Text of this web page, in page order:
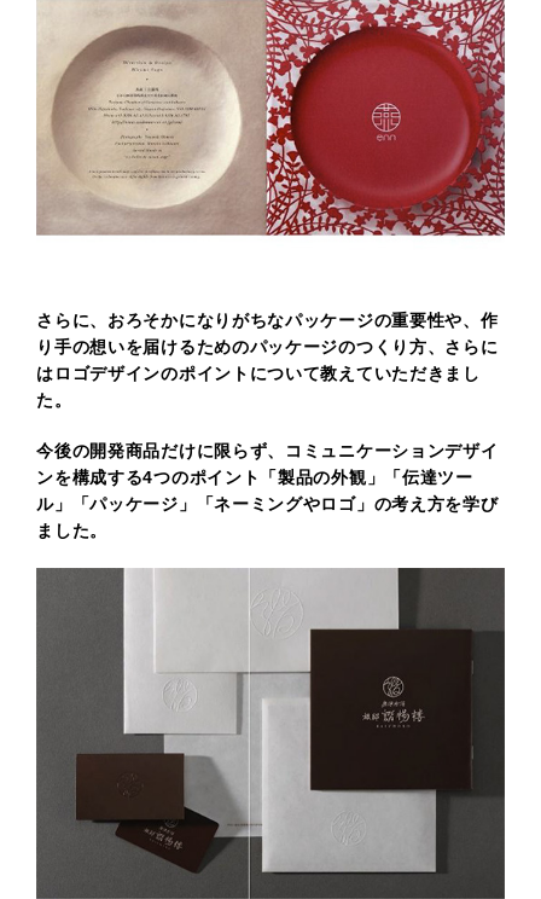
さらに、おろそかになりがちなパッケージの重要性や、作
り手の想いを届けるためのパッケージのつくり方、 さらに
はロゴデザインのポイントについて教えていただきまし
た。
今後の開発商品だけに限らず、コミュニケーションデザイ
ンを構成する4つのポイント「製品の外観」「伝達ツー
ル」「パッケージ」
「ネーミングやロゴ」の考え方を学び
ました。